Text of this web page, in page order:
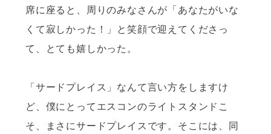
席に座ると、周りのみなさんが「あなたがいな
くて寂しかった！」と笑顔で迎えてくださっ
て、とても嬉しかった。
「サードプレイス」なんて言い方をしますけ
ど、僕にとってエスコンのライトスタンドこ
そ、まさにサードプレイスです。そこには、同